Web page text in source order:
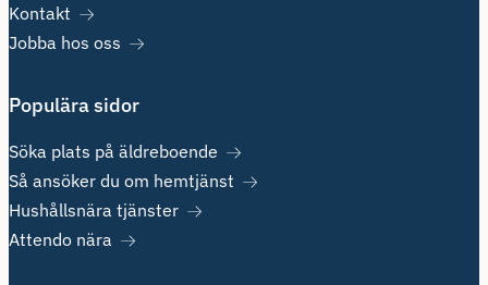
Kontakt
Jobba hos oss
Populära sidor
Söka plats på äldreboende
Så ansöker du om hemtjänst
Hushållsnära tjänster
Attendo nära